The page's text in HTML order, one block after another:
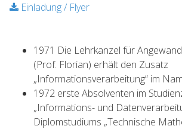
Einladung / Flyer
1971 Die Lehrkanzel für
(Prof. Florian) erhält den Zusatz
„Informationsverarbeitung“ im
1972 erste Absolventen im
„Informations- und
Diplomstudiums „Technische